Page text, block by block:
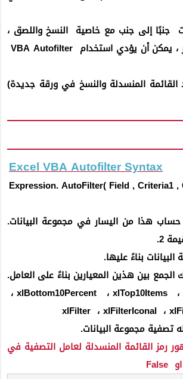
جنبًا إلى جنب مع خاصية النسخ واللصق ،
، يمكن أن يؤدي استخدام VBA Autofilter
المنسدلة والنسخ في ورقة جديدة)
Excel VBA Autofilter Syntax
Expression. AutoFilter( Field , Criteria1
هذا من اليسار في مجموعة البيانات.
2.
بناءً عليها.
استخدامك للمعيار 2 أيضًا ، يمكنك الجمع بين هذين المعيارين بناءً على العامل.
، xlTop10Items ، xlBottom10Percent ،
، xlFilterIconal ، xlFilter
تصفية مجموعة البيانات.
رمز القائمة المنسدلة لعامل التصفية في
او False